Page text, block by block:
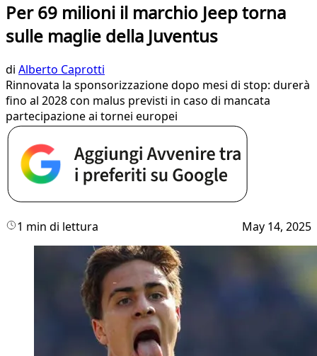
Per 69 milioni il marchio Jeep torna
sulle maglie della Juventus
di Alberto Caprotti
Rinnovata la sponsorizzazione dopo mesi di stop: durerà
fino al 2028 con malus previsti in caso di mancata
partecipazione ai tornei europei
1 min di lettura May 14, 2025